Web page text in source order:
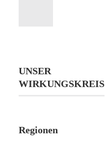
UNSER
WIRKUNGSKREIS
Regionen